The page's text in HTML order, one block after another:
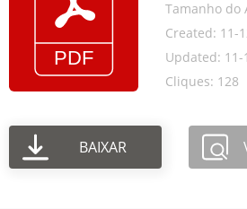
Tamanho do
Created: 11-
Updated: 11-
Cliques: 128
BAIXAR